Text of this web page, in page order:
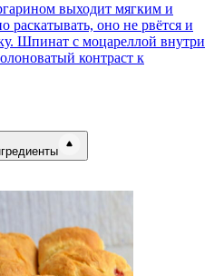
выходит мягким и
оно не рвётся и
Шпинат с моцареллой внутри
контраст к